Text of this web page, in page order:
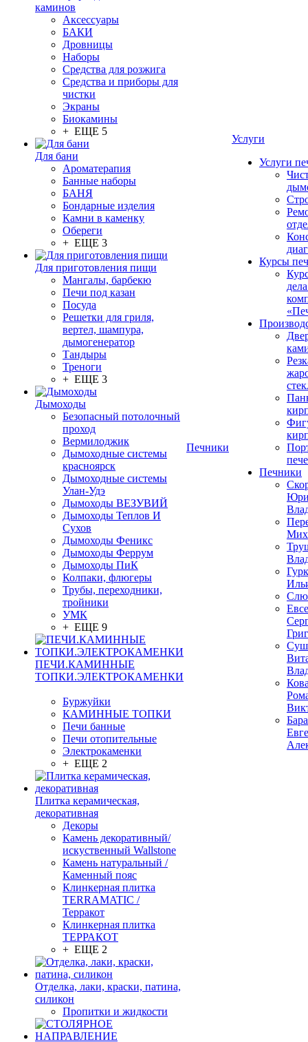
каминов
Аксессуары
БАКИ
Дровницы
Наборы
Средства для розжига
Средства и приборы для
чистки
Экраны
Биокамины
+ ЕЩЕ 5
Для бани
Ароматерапия
Банные наборы
БАНЯ
Бондарные изделия
Камни в каменку
Обереги
+ ЕЩЕ 3
Для приготовления пищи
Мангалы, барбекю
Печи под казан
Посуда
Решетки для гриля,
вертел, шампура,
дымогенератор
Тандыры
Треноги
+ ЕЩЕ 3
Дымоходы
Безопасный потолочный
проход
Вермилоджик
Дымоходные системы
красноярск
Дымоходные системы
Улан-Удэ
Дымоходы ВЕЗУВИЙ
Дымоходы Теплов И
Сухов
Дымоходы Феникс
Дымоходы Феррум
Дымоходы ПиК
Колпаки, флюгеры
Трубы, переходники,
тройники
УМК
+ ЕЩЕ 9
ПЕЧИ.КАМИННЫЕ
ТОПКИ.ЭЛЕКТРОКАМЕНКИ
Буржуйки
КАМИННЫЕ ТОПКИ
Печи банные
Печи отопительные
Электрокаменки
+ ЕЩЕ 2
Плитка керамическая,
декоративная
Декоры
Камень декоративный/
искуственный Wallstone
Камень натуральный /
Каменный пояс
Клинкерная плитка
TERRAMATIC /
Терракот
Клинкерная плитка
ТЕРРАКОТ
+ ЕЩЕ 2
Отделка, лаки, краски, патина,
силикон
Пропитки и жидкости
Печники
Услуги
Услуги
Курсы
Печники